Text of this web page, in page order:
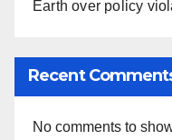
Earth over policy
Recent
No comments to